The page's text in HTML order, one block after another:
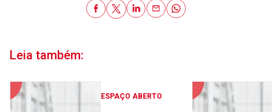
Leia também:
ESPAÇO ABERTO